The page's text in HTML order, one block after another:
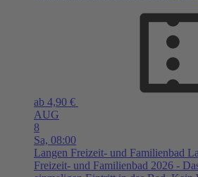
ab 4,90 €
AUG
8
Sa, 08:00
Langen Freizeit- und Familienbad
Freizeit- und Familienbad 2026 -